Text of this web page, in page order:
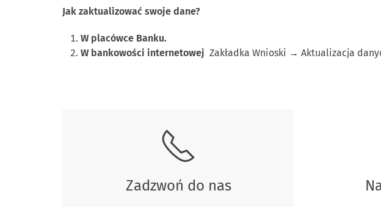
Jak zaktualizować swoje dane?
W placówce Banku.
W bankowości internetowej Zakładka Wnioski → Aktualizacja
Zadzwoń do nas